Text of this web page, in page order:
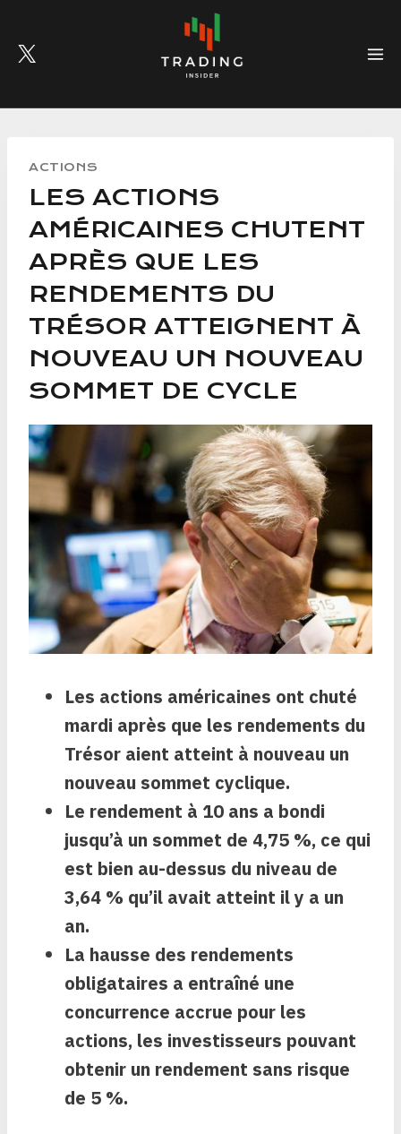
content
ACTIONS
LES ACTIONS
AMÉRICAINES CHUTENT
APRÈS QUE LES
RENDEMENTS DU
TRÉSOR ATTEIGNENT À
NOUVEAU UN NOUVEAU
SOMMET DE CYCLE
Les actions américaines ont chuté
mardi après que les rendements du
Trésor aient atteint à nouveau un
nouveau sommet cyclique.
Le rendement à 10 ans a bondi
jusqu’à un sommet de 4,75 %, ce qui
est bien au-dessus du niveau de
3,64 % qu’il avait atteint il y a un
an.
La hausse des rendements
obligataires a entraîné une
concurrence accrue pour les
actions, les investisseurs pouvant
obtenir un rendement sans risque
de 5 %.